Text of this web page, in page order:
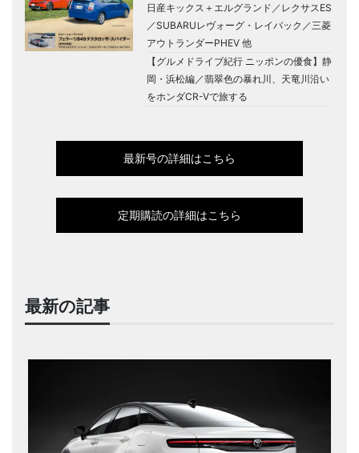
日産キックス＋エルグランド／レクサスES
／SUBARUレヴォーグ・レイバック／三菱
アウトランダーPHEV 他
【グルメドライブ紀行 ニッポンの優食】静
岡・浜松編／翡翠色の暴れ川、天竜川沿い
をホンダCR-Vで旅する
最新号の詳細はこちら
定期購読の詳細はこちら
最新の記事